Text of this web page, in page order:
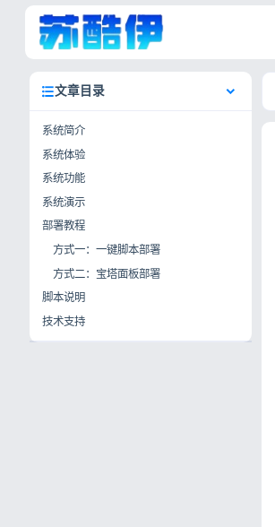
文章目录
系统简介
系统体验
系统功能
系统演示
部署教程
方式一：一键脚本部署
方式二：宝塔面板部署
脚本说明
技术支持